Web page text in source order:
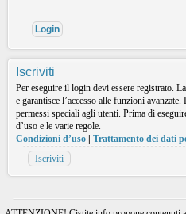
Iscriviti
Per eseguire il login devi essere registrato.
e garantisce l’accesso alle funzioni
permessi speciali agli utenti. Prima di
d’uso e le varie regole.
Condizioni d’uso
Trattamento dei dati
Iscriviti